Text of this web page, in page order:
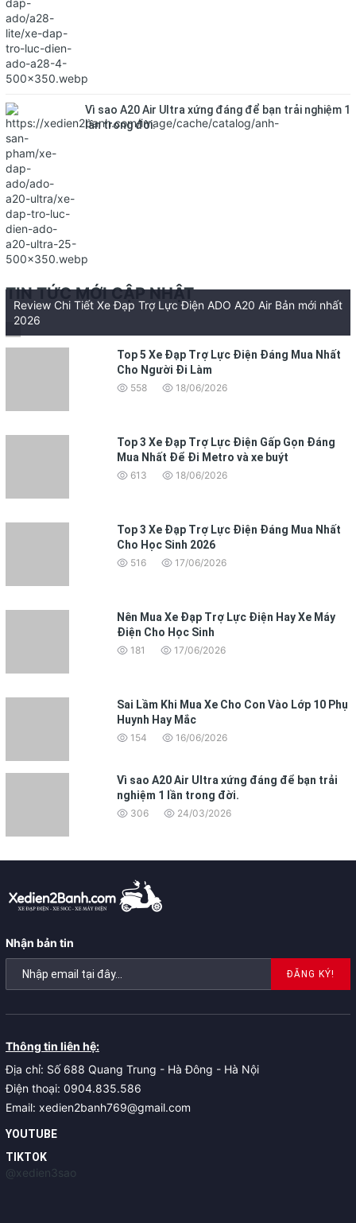
Vì sao A20 Air Ultra xứng đáng để bạn trải nghiệm 1
lần trong đời.
TIN TỨC MỚI CẬP NHẬT
Review Chi Tiết Xe Đạp Trợ Lực Điện ADO A20 Air Bản mới nhất
2026
Top 5 Xe Đạp Trợ Lực Điện Đáng Mua Nhất
Cho Người Đi Làm
558 18/06/2026
Top 3 Xe Đạp Trợ Lực Điện Gấp Gọn Đáng
Mua Nhất Để Đi Metro và xe buýt
613 18/06/2026
Top 3 Xe Đạp Trợ Lực Điện Đáng Mua Nhất
Cho Học Sinh 2026
516 17/06/2026
Nên Mua Xe Đạp Trợ Lực Điện Hay Xe Máy
Điện Cho Học Sinh
181 17/06/2026
Sai Lầm Khi Mua Xe Cho Con Vào Lớp 10 Phụ
Huynh Hay Mắc
154 16/06/2026
Vì sao A20 Air Ultra xứng đáng để bạn trải
nghiệm 1 lần trong đời.
306 24/03/2026
Nhận bản tin
ĐĂNG KÝ!
Thông tin liên hệ:
Địa chỉ: Số 688 Quang Trung - Hà Đông - Hà Nội
Điện thoại: 0904.835.586
Email: xedien2banh769@gmail.com
YOUTUBE
TIKTOK
@xedien3sao